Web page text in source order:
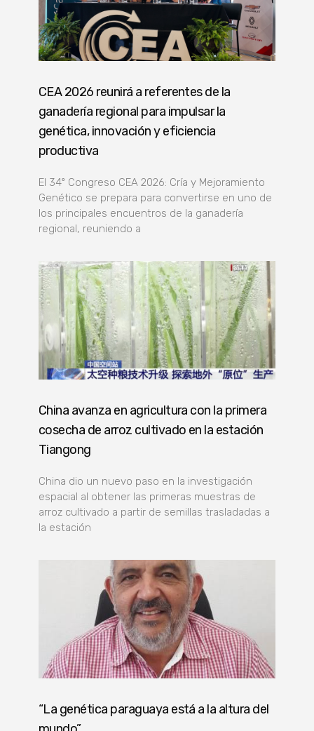
CEA 2026 reunirá a referentes de la
ganadería regional para impulsar la
genética, innovación y eficiencia
productiva
El 34º Congreso CEA 2026: Cría y Mejoramiento
Genético se prepara para convertirse en uno de
los principales encuentros de la ganadería
regional, reuniendo a
China avanza en agricultura con la primera
cosecha de arroz cultivado en la estación
Tiangong
China dio un nuevo paso en la investigación
espacial al obtener las primeras muestras de
arroz cultivado a partir de semillas trasladadas a
la estación
“La genética paraguaya está a la altura del